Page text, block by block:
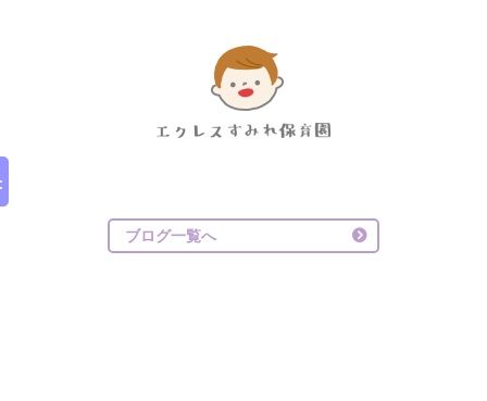
ブログ一覧へ